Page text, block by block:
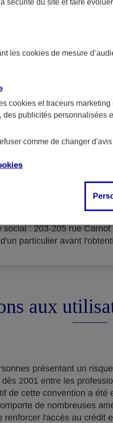
: AXA Banque
: 203-205 rue
particulier avant
aux
présentant un
2001 entre les
de cette convention a
de nombreuses
l'accès au
sécurité du site et faire
les cookies de mesure
cookies et traceurs marketing
publicités personnalisées
comme de changer